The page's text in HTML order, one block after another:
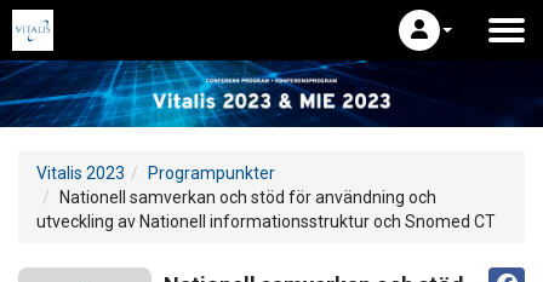
Vitalis 2023
Programpunkter
Nationell samverkan och stöd för användning och
utveckling av Nationell informationsstruktur och Snomed CT